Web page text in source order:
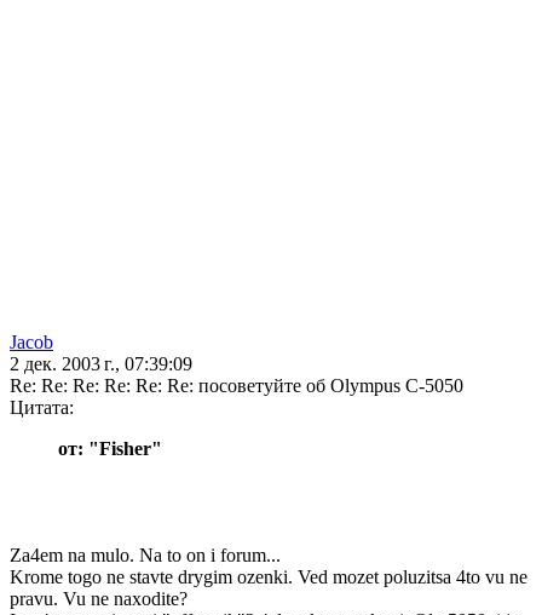
Jacob
2 дек. 2003 г., 07:39:09
Re: Re: Re: Re: Re: Re: посоветуйте об Olympus С-5050
Цитата:
от: "Fisher"
Za4em na mulo. Na to on i forum...
Krome togo ne stavte drygim ozenki. Ved mozet poluzitsa 4to vu ne
pravu. Vu ne naxodite?